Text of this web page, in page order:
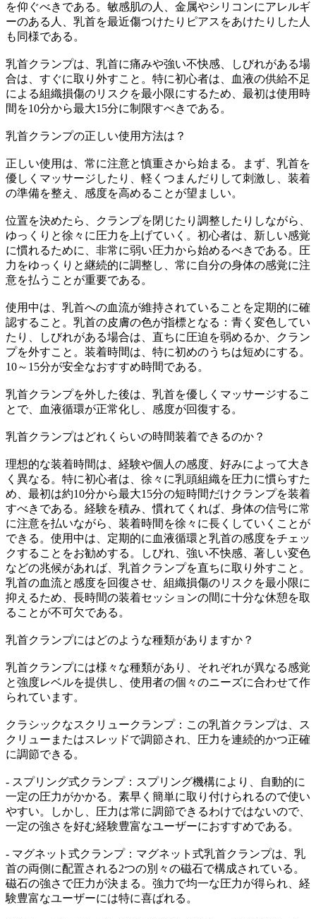
を仰ぐべきである。敏感肌の人、金属やシリコンにアレルギ
ーのある人、乳首を最近傷つけたりピアスをあけたりした人
も同様である。
乳首クランプは、乳首に痛みや強い不快感、しびれがある場
合は、すぐに取り外すこと。特に初心者は、血液の供給不足
による組織損傷のリスクを最小限にするため、最初は使用時
間を10分から最大15分に制限すべきである。
乳首クランプの正しい使用方法は？
正しい使用は、常に注意と慎重さから始まる。まず、乳首を
優しくマッサージしたり、軽くつまんだりして刺激し、装着
の準備を整え、感度を高めることが望ましい。
位置を決めたら、クランプを閉じたり調整したりしながら、
ゆっくりと徐々に圧力を上げていく。初心者は、新しい感覚
に慣れるために、非常に弱い圧力から始めるべきである。圧
力をゆっくりと継続的に調整し、常に自分の身体の感覚に注
意を払うことが重要である。
使用中は、乳首への血流が維持されていることを定期的に確
認すること。乳首の皮膚の色が指標となる：青く変色してい
たり、しびれがある場合は、直ちに圧迫を弱めるか、クラン
プを外すこと。装着時間は、特に初めのうちは短めにする。
10～15分が安全なおすすめ時間である。
乳首クランプを外した後は、乳首を優しくマッサージするこ
とで、血液循環が正常化し、感度が回復する。
乳首クランプはどれくらいの時間装着できるのか？
理想的な装着時間は、経験や個人の感度、好みによって大き
く異なる。特に初心者は、徐々に乳頭組織を圧力に慣らすた
め、最初は約10分から最大15分の短時間だけクランプを装着
すべきである。経験を積み、慣れてくれば、身体の信号に常
に注意を払いながら、装着時間を徐々に長くしていくことが
できる。使用中は、定期的に血液循環と乳首の感度をチェッ
クすることをお勧めする。しびれ、強い不快感、著しい変色
などの兆候があれば、乳首クランプを直ちに取り外すこと。
乳首の血流と感度を回復させ、組織損傷のリスクを最小限に
抑えるため、長時間の装着セッションの間に十分な休憩を取
ることが不可欠である。
乳首クランプにはどのような種類がありますか？
乳首クランプには様々な種類があり、それぞれが異なる感覚
と強度レベルを提供し、使用者の個々のニーズに合わせて作
られています。
クラシックなスクリュークランプ：この乳首クランプは、ス
クリューまたはスレッドで調節され、圧力を連続的かつ正確
に調節できる。
- スプリング式クランプ：スプリング機構により、自動的に
一定の圧力がかかる。素早く簡単に取り付けられるので使い
やすい。しかし、圧力は常に調節できるわけではないので、
一定の強さを好む経験豊富なユーザーにおすすめである。
- マグネット式クランプ：マグネット式乳首クランプは、乳
首の両側に配置される2つの別々の磁石で構成されている。
磁石の強さで圧力が決まる。強力で均一な圧力が得られ、経
験豊富なユーザーには特に喜ばれる。